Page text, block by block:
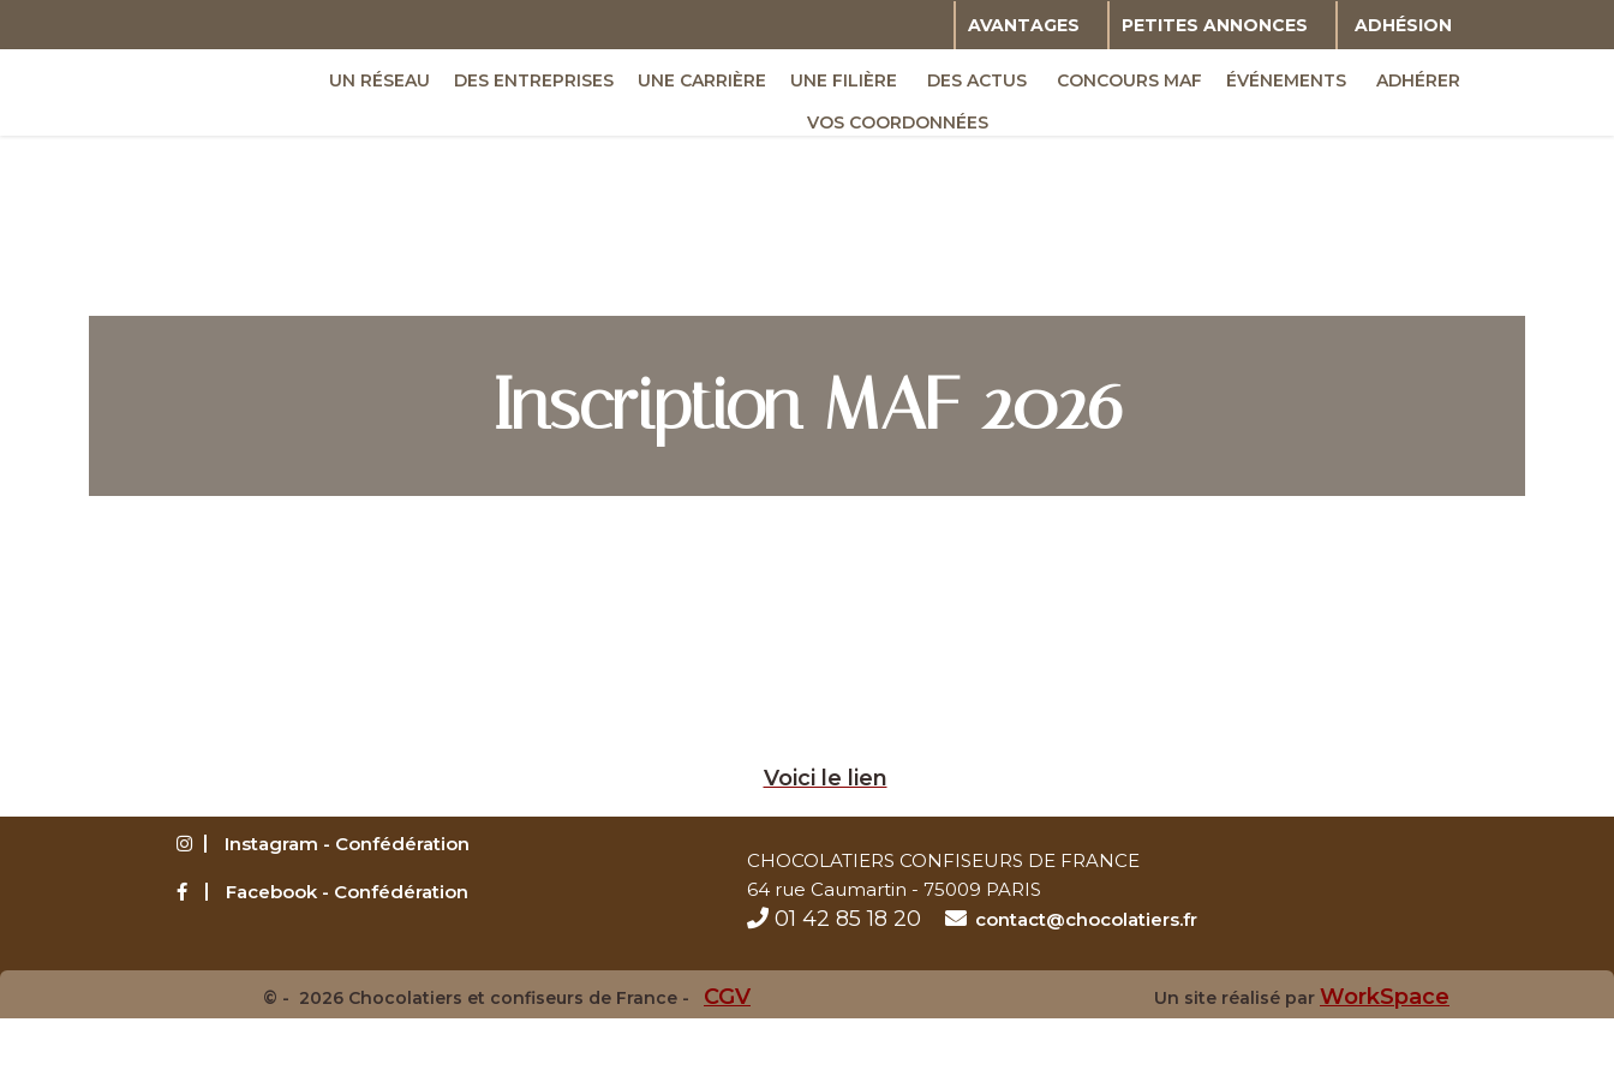
AVANTAGES PETITES ANNONCES ADHÉSION
UN RÉSEAU DES ENTREPRISES UNE CARRIÈRE UNE FILIÈRE DES ACTUS CONCOURS MAF ÉVÉNEMENTS
ADHÉRER
VOS COORDONNÉES
Inscription MAF 2026
Voici le lien
Instagram - Confédération
Facebook - Confédération
CHOCOLATIERS CONFISEURS DE FRANCE
64 rue Caumartin - 75009 PARIS
01 42 85 18 20 contact@chocolatiers.fr
© - 2026 Chocolatiers et confiseurs de France - CGV Un site réalisé par WorkSpace